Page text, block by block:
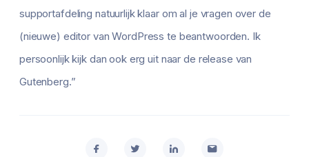
supportafdeling natuurlijk klaar om al je vragen over de
(nieuwe) editor van WordPress te beantwoorden. Ik
persoonlijk kijk dan ook erg uit naar de release van
Gutenberg.”